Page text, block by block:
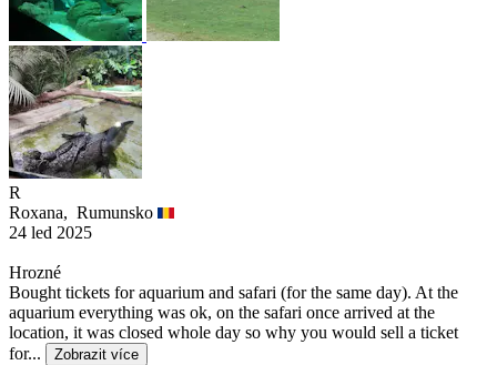
R
Roxana, Rumunsko
24 led 2025
Hrozné
Bought tickets for aquarium and safari (for the same day). At the
aquarium everything was ok, on the safari once arrived at the
location, it was closed whole day so why you would sell a ticket
for...
Zobrazit více